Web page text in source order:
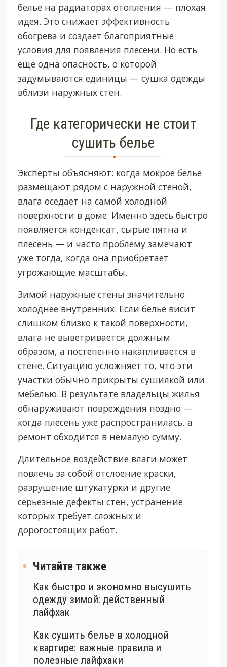
белье на радиаторах отопления — плохая
идея. Это снижает эффективность
обогрева и создает благоприятные
условия для появления плесени. Но есть
еще одна опасность, о которой
задумываются единицы — сушка одежды
вблизи наружных стен.
Где категорически не стоит
сушить белье
Эксперты объясняют: когда мокрое белье
размещают рядом с наружной стеной,
влага оседает на самой холодной
поверхности в доме. Именно здесь быстро
появляется конденсат, сырые пятна и
плесень — и часто проблему замечают
уже тогда, когда она приобретает
угрожающие масштабы.
Зимой наружные стены значительно
холоднее внутренних. Если белье висит
слишком близко к такой поверхности,
влага не выветривается должным
образом, а постепенно накапливается в
стене. Ситуацию усложняет то, что эти
участки обычно прикрыты сушилкой или
мебелью. В результате владельцы жилья
обнаруживают повреждения поздно —
когда плесень уже распространилась, а
ремонт обходится в немалую сумму.
Длительное воздействие влаги может
повлечь за собой отслоение краски,
разрушение штукатурки и другие
серьезные дефекты стен, устранение
которых требует сложных и
дорогостоящих работ.
Читайте также
Как быстро и экономно высушить
одежду зимой: действенный
лайфхак
Как сушить белье в холодной
квартире: важные правила и
полезные лайфхаки